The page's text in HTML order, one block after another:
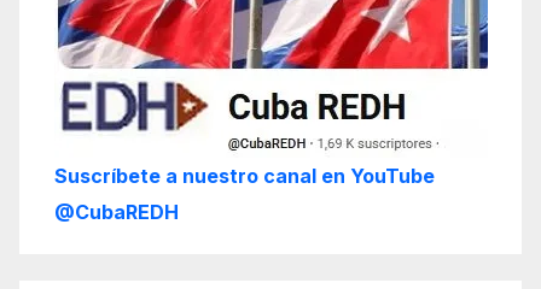
Suscríbete a nuestro canal en YouTube
@CubaREDH